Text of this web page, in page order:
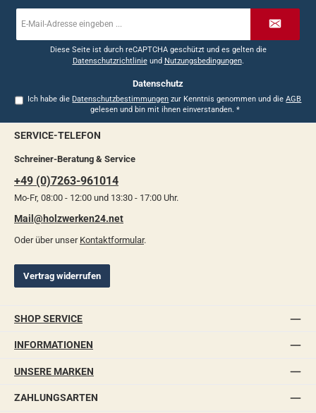
Mail-
Diese Seite ist durch reCAPTCHA geschützt und es gelten die
Datenschutzrichtlinieund Nutzungsbedingungen.
Datenschutz
Ich habe die Datenschutzbestimmungen zur Kenntnis genommen und dieAGB
gelesen und bin mit ihnen einverstanden. *
SERVICE-TELEFON
Schreiner-Beratung & Service
+49 (0)7263-961014
Mo-Fr, 08:00 - 12:00 und 13:30 - 17:00 Uhr.
Mail@holzwerken24.net
Oder über unser Kontaktformular.
Vertrag widerrufen
SHOP SERVICE
INFORMATIONEN
UNSERE MARKEN
ZAHLUNGSARTEN